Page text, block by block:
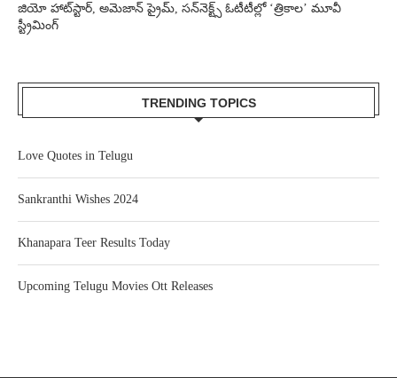
జియో హాట్‌స్టార్, అమెజాన్ ప్రైమ్, సన్‌నెక్ట్స్ ఓటీటీల్లో ‘త్రికాల’ మూవీ
స్ట్రీమింగ్
TRENDING TOPICS
Love Quotes in Telugu
Sankranthi Wishes 2024
Khanapara Teer Results Today
Upcoming Telugu Movies Ott Releases